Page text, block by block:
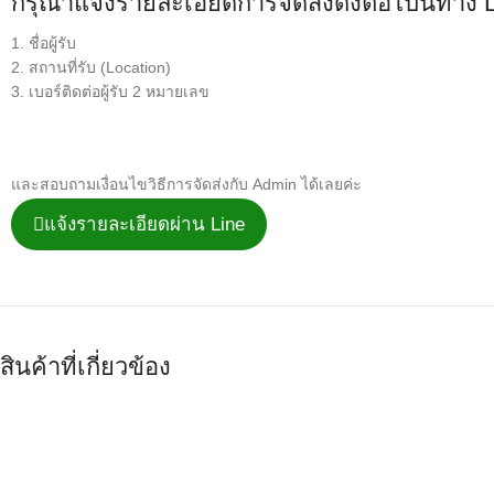
1. ชื่อผู้รับ
2. สถานที่รับ (Location)
3. เบอร์ติดต่อผู้รับ 2 หมายเลข
และสอบถามเงื่อนไขวิธีการจัดส่งกับ Admin ได้เลยค่ะ
แจ้งรายละเอียดผ่าน Line
สินค้าที่เกี่ยวข้อง